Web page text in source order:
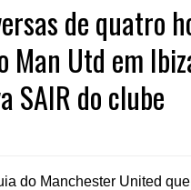
de quatro
Man Utd em
SAIR do clube
do Manchester United